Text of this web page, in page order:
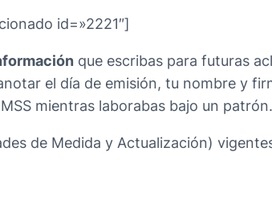
id=»2221″]
que escribas para futuras
el día de emisión, tu nombre y
mientras laborabas bajo un patrón.
de Medida y Actualización)